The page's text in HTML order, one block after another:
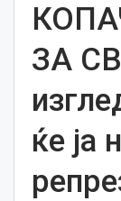
ЗА
ќе ја